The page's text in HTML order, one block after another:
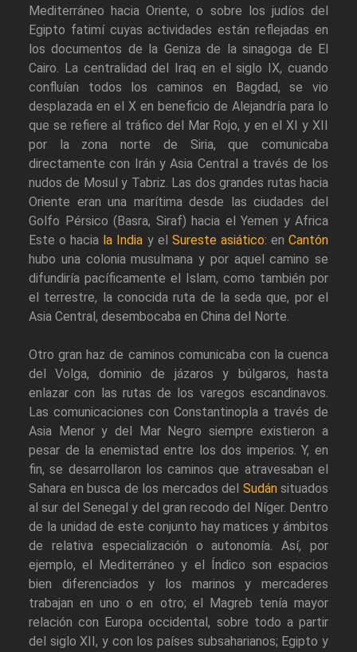
Mediterráneo hacia Oriente, o sobre los judíos del
Egipto fatimí cuyas actividades están reflejadas en
los documentos de la Geniza de la sinagoga de El
Cairo. La centralidad del Iraq en el siglo IX, cuando
confluían todos los caminos en Bagdad, se vio
desplazada en el X en beneficio de Alejandría para lo
que se refiere al tráfico del Mar Rojo, y en el XI y XII
por la zona norte de Siria, que comunicaba
directamente con Irán y Asia Central a través de los
nudos de Mosul y Tabriz. Las dos grandes rutas hacia
Oriente eran una marítima desde las ciudades del
Golfo Pérsico (Basra, Siraf) hacia el Yemen y Africa
Este o hacia la India y el Sureste asiático: enCantón
hubo una colonia musulmana y por aquel camino se
difundiría pacíficamente el Islam, como también por
el terrestre, la conocida ruta de la seda que, por el
Asia Central, desembocaba en China del Norte.
Otro gran haz de caminos comunicaba con la cuenca
del Volga, dominio de jázaros y búlgaros, hasta
enlazar con las rutas de los varegos escandinavos.
Las comunicaciones con Constantinopla a través de
Asia Menor y del Mar Negro siempre existieron a
pesar de la enemistad entre los dos imperios. Y, en
fin, se desarrollaron los caminos que atravesaban el
Sahara en busca de los mercados del Sudánsituados
al sur del Senegal y del gran recodo del Níger. Dentro
de la unidad de este conjunto hay matices y ámbitos
de relativa especialización o autonomía. Así, por
ejemplo, el Mediterráneo y el Índico son espacios
bien diferenciados y los marinos y mercaderes
trabajan en uno o en otro; el Magreb tenía mayor
relación con Europa occidental, sobre todo a partir
del siglo XII, y con los países subsaharianos; Egipto y